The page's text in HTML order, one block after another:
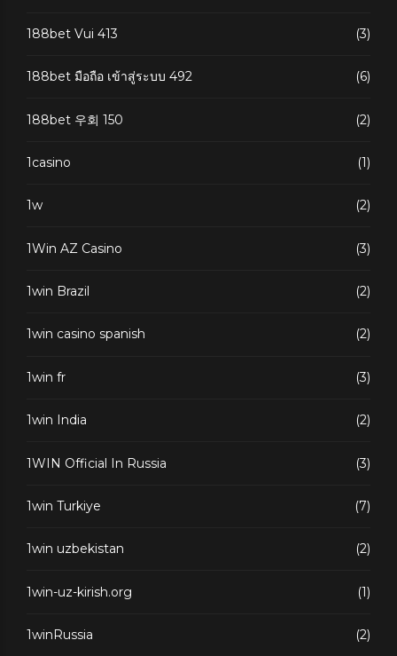
188bet Vui 413 (3)
188bet มือถือ เข้าสู่ระบบ 492 (6)
188bet 우회 150 (2)
1casino (1)
1w (2)
1Win AZ Casino (3)
1win Brazil (2)
1win casino spanish (2)
1win fr (3)
1win India (2)
1WIN Official In Russia (3)
1win Turkiye (7)
1win uzbekistan (2)
1win-uz-kirish.org (1)
1winRussia (2)